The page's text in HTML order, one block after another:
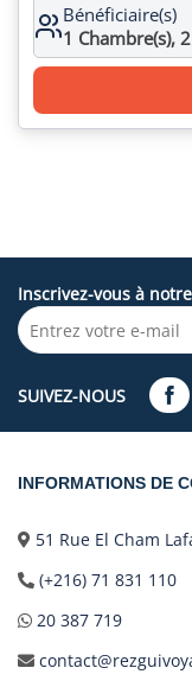
Bénéficiaire(s)
1 Chambre(s), 2
Inscrivez-vous à
SUIVEZ-NOUS
INFORMATIONS DE
51 Rue El Cham
(+216) 71 831 110
20 387 719